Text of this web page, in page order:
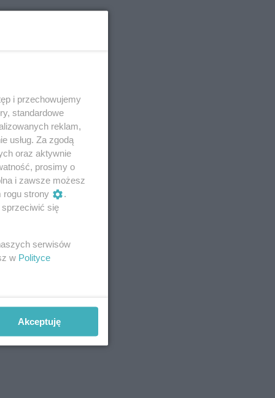
i przechowujemy
standardowe
reklam,
usług. Za zgodą
oraz aktywnie
prosimy o
i zawsze możesz
rogu strony
.
się
serwisów
w Polityce
Akceptuję